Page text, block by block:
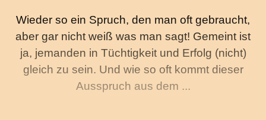
Wieder so ein Spruch, den man oft gebraucht,
aber gar nicht weiß was man sagt! Gemeint ist
ja, jemanden in Tüchtigkeit und Erfolg (nicht)
gleich zu sein. Und wie so oft kommt dieser
Ausspruch aus dem ...